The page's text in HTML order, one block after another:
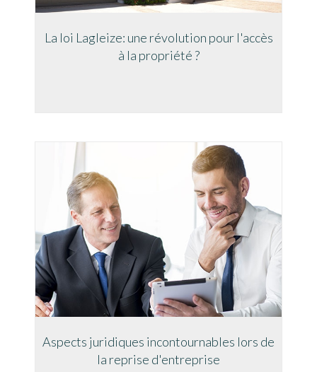
La loi Lagleize: une révolution pour l'accès
à la propriété ?
Aspects juridiques incontournables lors de
la reprise d'entreprise